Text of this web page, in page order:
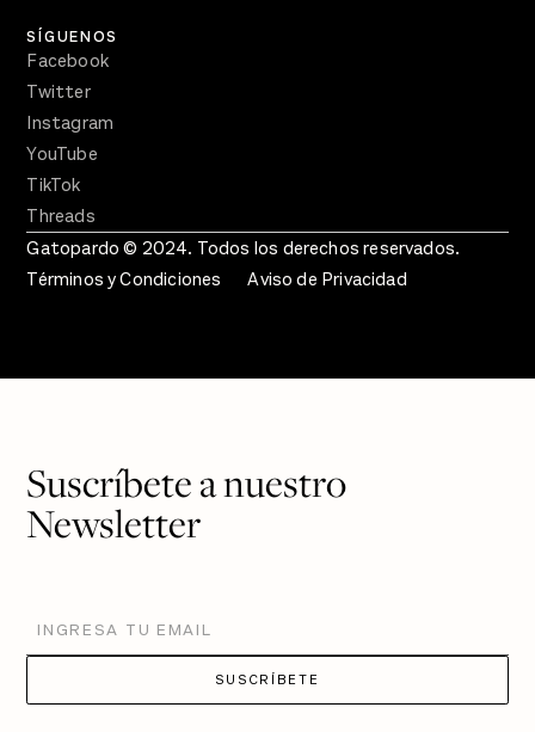
SÍGUENOS
Facebook
Twitter
Instagram
YouTube
TikTok
Threads
Gatopardo © 2024. Todos los derechos reservados.
Términos y Condiciones
Aviso de Privacidad
Suscríbete a nuestro
Newsletter